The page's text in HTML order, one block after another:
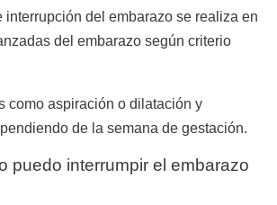
interrupción del embarazo se realiza en
del embarazo según criterio
como aspiración o dilatación y
de la semana de gestación.
puedo interrumpir el embarazo